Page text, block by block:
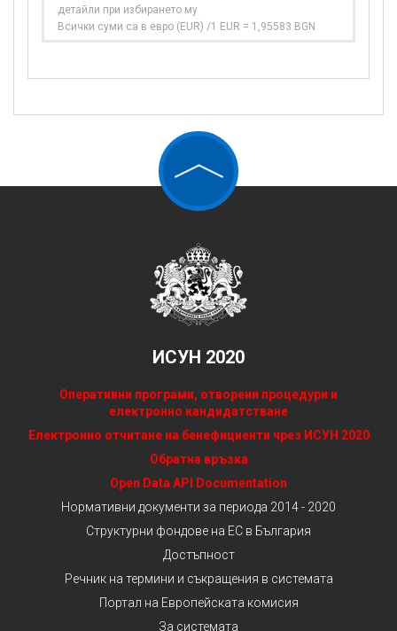
детайли при избирането му
Всички суми са в евро (EUR) /1 EUR = 1,95583 BGN
ИСУН 2020
Оперативни програми, отворени процедури и
електронно кандидатстване
Електронно отчитане на бенефициенти чрез ИСУН 2020
Обратна връзка
Open Data API Documentation
Нормативни документи за периода 2014 - 2020
Структурни фондове на ЕС в България
Достъпност
Речник на термини и съкращения в системата
Портал на Европейската комисия
За системата